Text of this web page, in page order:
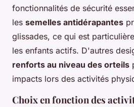
fonctionnalités de sécurité
les semelles antidérapantes
glissades, ce qui est
les enfants actifs. D'autres
renforts au niveau des orteils
impacts lors des activités
Choix en fonction des